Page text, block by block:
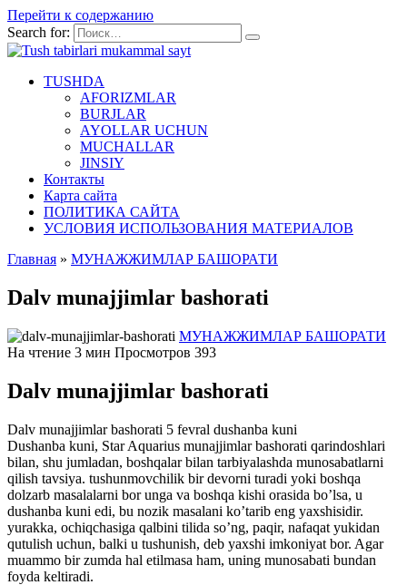
Перейти к содержанию
Search for:
TUSHDA
AFORIZMLAR
BURJLAR
AYOLLAR UCHUN
MUCHALLAR
JINSIY
Контакты
Карта сайта
ПОЛИТИКА САЙТА
УСЛОВИЯ ИСПОЛЬЗОВАНИЯ МАТЕРИАЛОВ
Главная » МУНАЖЖИМЛАР БАШОРАТИ
Dalv munajjimlar bashorati
МУНАЖЖИМЛАР БАШОРАТИ
На чтение 3 мин Просмотров 393
Dalv munajjimlar bashorati
Dalv munajjimlar bashorati 5 fevral dushanba kuni
Dushanba kuni, Star Aquarius munajjimlar bashorati qarindoshlari
bilan, shu jumladan, boshqalar bilan tarbiyalashda munosabatlarni
qilish tavsiya. tushunmovchilik bir devorni turadi yoki boshqa
dolzarb masalalarni bor unga va boshqa kishi orasida bo’lsa, u
dushanba kuni edi, bu nozik masalani ko’tarib eng yaxshisidir.
yurakka, ochiqchasiga qalbini tilida so’ng, paqir, nafaqat yukidan
qutulish uchun, balki u tushunish, deb yaxshi imkoniyat bor. Agar
muammo bir zumda hal etilmasa ham, uning munosabati bundan
foyda keltiradi.